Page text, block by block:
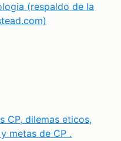
(respaldo de la
CP, dilemas eticos,
metas de CP .